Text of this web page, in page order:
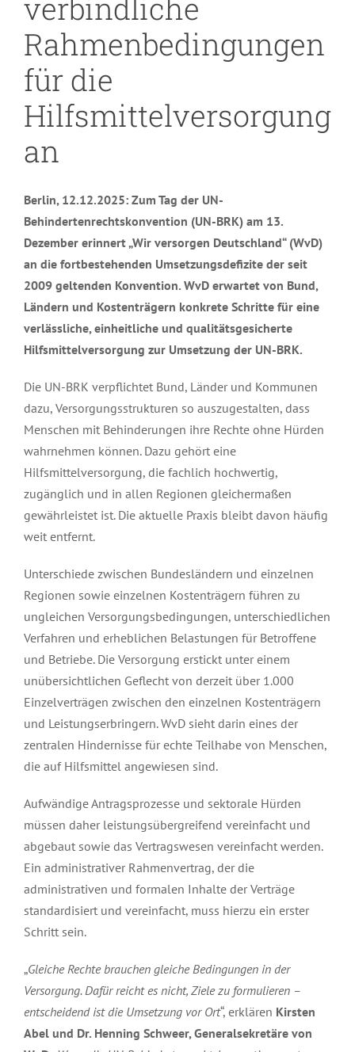
verbindliche
Rahmenbedingungen
für die
Hilfsmittelversorgung
an
Berlin, 12.12.2025: Zum Tag der UN-
Behindertenrechtskonvention (UN-BRK) am 13.
Dezember erinnert „Wir versorgen Deutschland“ (WvD)
an die fortbestehenden Umsetzungsdefizite der seit
2009 geltenden Konvention. WvD erwartet von Bund,
Ländern und Kostenträgern konkrete Schritte für eine
verlässliche, einheitliche und qualitätsgesicherte
Hilfsmittelversorgung zur Umsetzung der UN-BRK.
Die UN-BRK verpflichtet Bund, Länder und Kommunen
dazu, Versorgungsstrukturen so auszugestalten, dass
Menschen mit Behinderungen ihre Rechte ohne Hürden
wahrnehmen können. Dazu gehört eine
Hilfsmittelversorgung, die fachlich hochwertig,
zugänglich und in allen Regionen gleichermaßen
gewährleistet ist. Die aktuelle Praxis bleibt davon häufig
weit entfernt.
Unterschiede zwischen Bundesländern und einzelnen
Regionen sowie einzelnen Kostenträgern führen zu
ungleichen Versorgungsbedingungen, unterschiedlichen
Verfahren und erheblichen Belastungen für Betroffene
und Betriebe. Die Versorgung erstickt unter einem
unübersichtlichen Geflecht von derzeit über 1.000
Einzelverträgen zwischen den einzelnen Kostenträgern
und Leistungserbringern. WvD sieht darin eines der
zentralen Hindernisse für echte Teilhabe von Menschen,
die auf Hilfsmittel angewiesen sind.
Aufwändige Antragsprozesse und sektorale Hürden
müssen daher leistungsübergreifend vereinfacht und
abgebaut sowie das Vertragswesen vereinfacht werden.
Ein administrativer Rahmenvertrag, der die
administrativen und formalen Inhalte der Verträge
standardisiert und vereinfacht, muss hierzu ein erster
Schritt sein.
„Gleiche Rechte brauchen gleiche Bedingungen in der
Versorgung. Dafür reicht es nicht, Ziele zu formulieren –
entscheidend ist die Umsetzung vor Ort“, erklären Kirsten
Abel und Dr. Henning Schweer, Generalsekretäre von